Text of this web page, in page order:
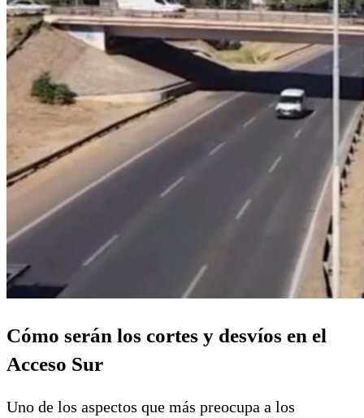
Cómo serán los cortes y desvíos en el
Acceso Sur
Uno de los aspectos que más preocupa a los